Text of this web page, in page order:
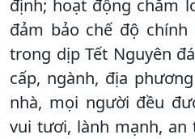
định; hoạt động chăm
đảm bảo chế độ
trong dịp Tết Nguyên
cấp, ngành, địa
nhà, mọi người đều
vui tươi, lành mạnh, an